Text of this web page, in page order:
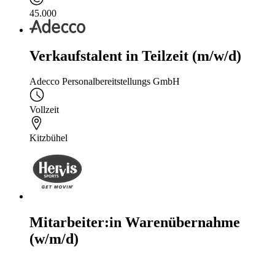
45.000
Verkaufstalent in Teilzeit (m/w/d)
Adecco Personalbereitstellungs GmbH
Vollzeit
Kitzbühel
Mitarbeiter:in Warenübernahme
(w/m/d)